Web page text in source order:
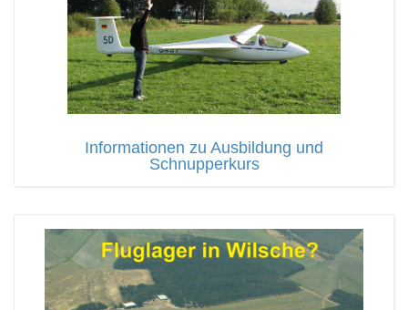
Informationen zu Ausbildung und
Schnupperkurs